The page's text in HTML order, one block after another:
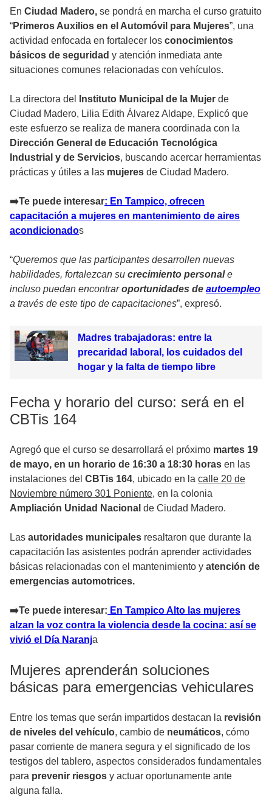
En Ciudad Madero, se pondrá en marcha el curso gratuito
“Primeros Auxilios en el Automóvil para Mujeres”, una
actividad enfocada en fortalecer los conocimientos
básicos de seguridad y atención inmediata ante
situaciones comunes relacionadas con vehículos.
La directora del Instituto Municipal de la Mujer de
Ciudad Madero, Lilia Edith Álvarez Aldape, Explicó que
este esfuerzo se realiza de manera coordinada con la
Dirección General de Educación Tecnológica
Industrial y de Servicios, buscando acercar herramientas
prácticas y útiles a las mujeres de Ciudad Madero.
➡️Te puede interesar: En Tampico, ofrecen
capacitación a mujeres en mantenimiento de aires
acondicionados
“Queremos que las participantes desarrollen nuevas
habilidades, fortalezcan su crecimiento personale
incluso puedan encontraroportunidades de autoempleo
a través de este tipo de capacitaciones”, expresó.
Madres trabajadoras: entre la
precaridad laboral, los cuidados del
hogar y la falta de tiempo libre
Fecha y horario del curso: será en el
CBTis 164
Agregó que el curso se desarrollará el próximo martes 19
de mayo, en un horario de 16:30 a 18:30 horas en las
instalaciones del CBTis 164, ubicado en la calle 20 de
Noviembre número 301 Poniente, en la colonia
Ampliación Unidad Nacional de Ciudad Madero.
Las autoridades municipales resaltaron que durante la
capacitación las asistentes podrán aprender actividades
básicas relacionadas con el mantenimiento y atención de
emergencias automotrices.
➡️Te puede interesar: En Tampico Alto las mujeres
alzan la voz contra la violencia desde la cocina: así se
vivió el Día Naranja
Mujeres aprenderán soluciones
básicas para emergencias vehiculares
Entre los temas que serán impartidos destacan la revisión
de niveles del vehículo, cambio de neumáticos, cómo
pasar corriente de manera segura y el significado de los
testigos del tablero, aspectos considerados fundamentales
para prevenir riesgos y actuar oportunamente ante
alguna falla.